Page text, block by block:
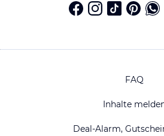
FAQ
Inhalte
Deal-Alarm,